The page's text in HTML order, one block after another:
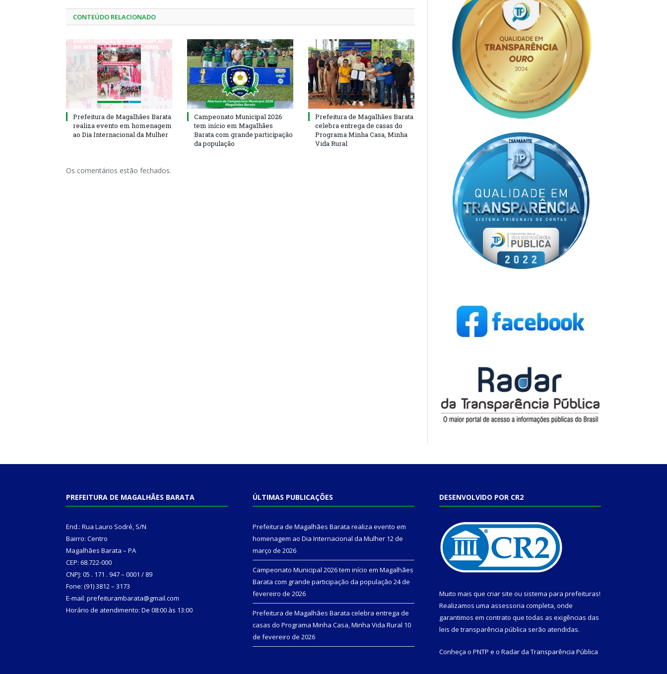
CONTEÚDO RELACIONADO
Prefeitura de Magalhães Barata
realiza evento em homenagem
ao Dia Internacional da Mulher
Campeonato Municipal 2026
tem início em Magalhães
Barata com grande participação
da população
Prefeitura de Magalhães Barata
celebra entrega de casas do
Programa Minha Casa, Minha
Vida Rural
Os comentários estão fechados.
PREFEITURA DE MAGALHÃES BARATA
End.: Rua Lauro Sodré, S/N
Bairro: Centro
Magalhães Barata – PA
CEP: 68.722-000
CNPJ: 05 . 171 . 947 – 0001 / 89
Fone: (91) 3812 – 3173
E-mail: prefeiturambarata@gmail.com
Horário de atendimento: De 08:00 às 13:00
ÚLTIMAS PUBLICAÇÕES
Prefeitura de Magalhães Barata realiza evento em
homenagem ao Dia Internacional da Mulher 12 de
março de 2026
Campeonato Municipal 2026 tem início em Magalhães
Barata com grande participação da população 24 de
fevereiro de 2026
Prefeitura de Magalhães Barata celebra entrega de
casas do Programa Minha Casa, Minha Vida Rural 10
de fevereiro de 2026
DESENVOLVIDO POR CR2
Muito mais que criar site ou sistema para prefeituras!
Realizamos uma assessoria completa, onde
garantimos em contrato que todas as exigências das
leis de transparência pública serão atendidas.
Conheça o PNTP e o Radar da Transparência Pública